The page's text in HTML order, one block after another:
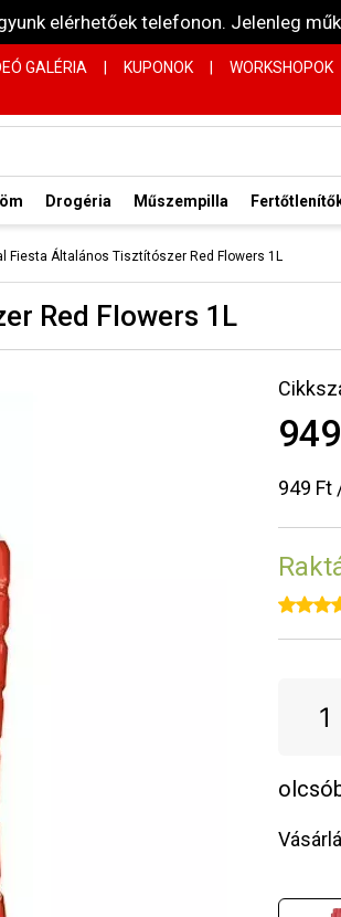
elérhetőek telefonon. Jelenleg
GALÉRIA KUPONOK WORKSHOPOK
Drogéria Műszempilla
Fiesta Általános Tisztítószer Red Flowers 1L
Red Flowers 1L
949 Ft /